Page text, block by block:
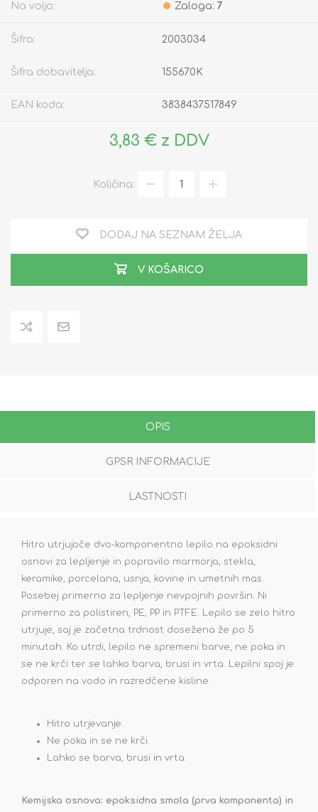
Na voljo: Zaloga: 7
Šifra: 2003034
Šifra dobavitelja: 155670K
EAN koda: 3838437517849
3,83 € z DDV
Količina:
DODAJ NA SEZNAM ŽELJA
V KOŠARICO
OPIS
GPSR INFORMACIJE
LASTNOSTI
Hitro utrjujoče dvo-komponentno lepilo na epoksidni
osnovi za lepljenje in popravilo marmorja, stekla,
keramike, porcelana, usnja, kovine in umetnih mas.
Posebej primerno za lepljenje nevpojnih površin. Ni
primerno za polistiren, PE, PP in PTFE. Lepilo se zelo hitro
utrjuje, saj je začetna trdnost dosežena že po 5
minutah. Ko utrdi, lepilo ne spremeni barve, ne poka in
se ne krči ter se lahko barva, brusi in vrta. Lepilni spoj je
odporen na vodo in razredčene kisline.
Hitro utrjevanje.
Ne poka in se ne krči.
Lahko se barva, brusi in vrta.
Kemijska osnova: epoksidna smola (prva komponenta) in